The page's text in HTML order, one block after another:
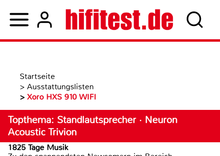
Startseite
> Ausstattungslisten
> Xoro HXS 910 WIFI
Topthema: Standlautsprecher · Neuron
Acoustic Trivion
1825 Tage Musik